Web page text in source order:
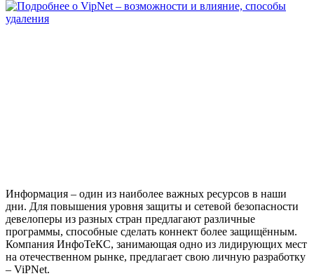
Информация – один из наиболее важных ресурсов в наши
дни. Для повышения уровня защиты и сетевой безопасности
девелоперы из разных стран предлагают различные
программы, способные сделать коннект более защищённым.
Компания ИнфоТеКС, занимающая одно из лидирующих мест
на отечественном рынке, предлагает свою личную разработку
– ViPNet.